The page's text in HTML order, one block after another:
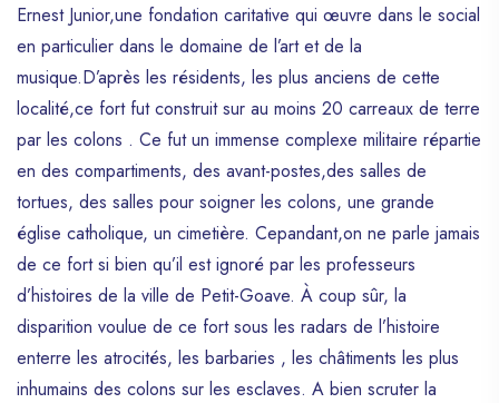
Ernest Junior,une fondation caritative qui œuvre dans le social
en particulier dans le domaine de l’art et de la
musique.D’après les résidents, les plus anciens de cette
localité,ce fort fut construit sur au moins 20 carreaux de terre
par les colons . Ce fut un immense complexe militaire répartie
en des compartiments, des avant-postes,des salles de
tortues, des salles pour soigner les colons, une grande
église catholique, un cimetière. Cepandant,on ne parle jamais
de ce fort si bien qu’il est ignoré par les professeurs
d’histoires de la ville de Petit-Goave. À coup sûr, la
disparition voulue de ce fort sous les radars de l’histoire
enterre les atrocités, les barbaries , les châtiments les plus
inhumains des colons sur les esclaves. A bien scruter la